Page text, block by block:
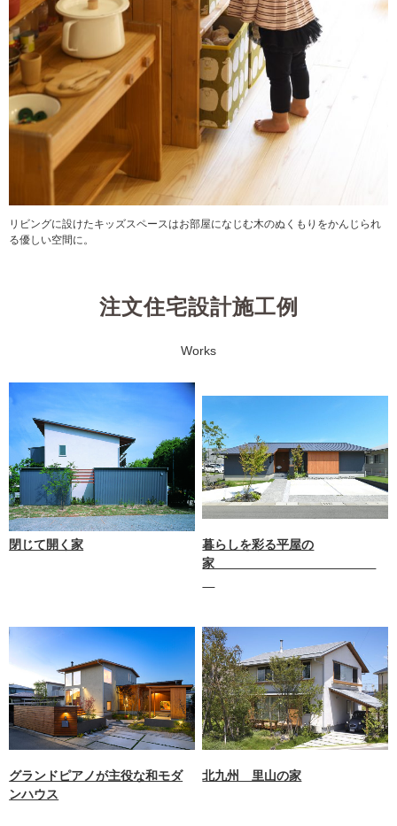
リビングに設けたキッズスペースはお部屋になじむ木のぬくもりをかんじられ
る優しい空間に。
注文住宅設計施工例
Works
閉じて開く家
暮らしを彩る平屋の
家
グランドピアノが主役な和モダ
ンハウス
北九州 里山の家